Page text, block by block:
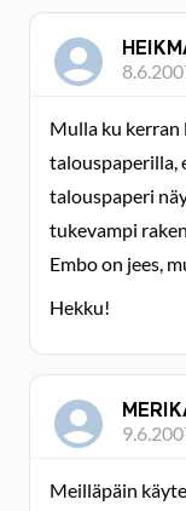
Mulla ku
talouspaperilla,
talouspaperi
tukevampi
Embo on jees,
Hekku!
Meilläpäin